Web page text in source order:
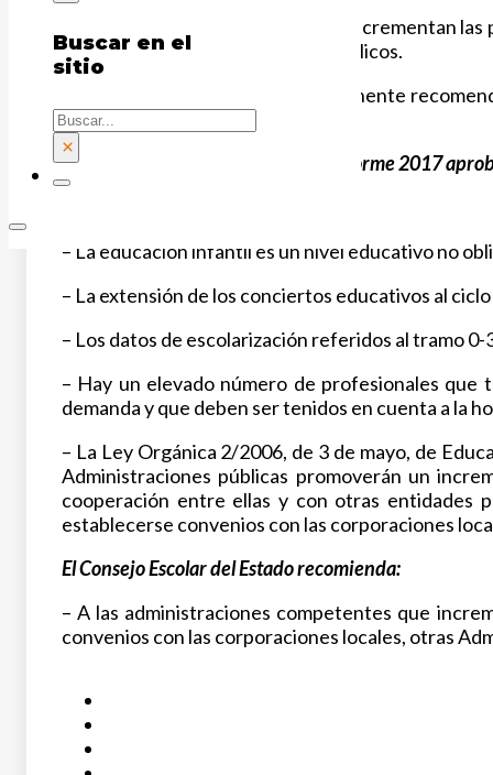
Buscar en el
sitio
Buscar
×
Por eso, FSIE considera que si se incrementan
solo creando plazas en centros públicos.
A este respecto, FSIE hizo la pertinente
que se tuviera en cuenta.
Leer texto íntegro recogido en el Informe 2017
– La educación infantil es un nivel educativo no
– La extensión de los conciertos educativos al
– Los datos de escolarización referidos al tramo
– Hay un elevado número de profesionales
demanda y que deben ser tenidos en cuenta a la
– La Ley Orgánica 2/2006, de 3 de mayo, de
Administraciones públicas promoverán un
cooperación entre ellas y con otras entidades
establecerse convenios con las corporaciones
El Consejo Escolar del Estado recomienda:
– A las administraciones competentes que
convenios con las corporaciones locales, otras